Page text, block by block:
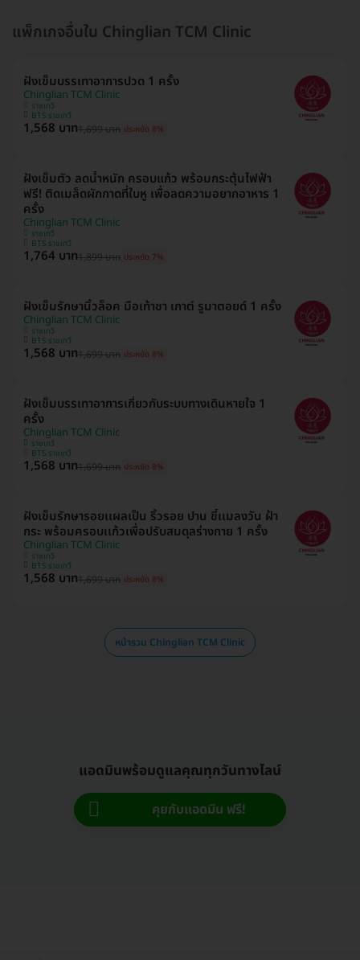
แพ็กเกจอื่นใน Chinglian TCM Clinic
ฝังเข็มบรรเทาอาการปวด 1 ครั้ง
Chinglian TCM Clinic
ราชเทวี
BTS ราชเทวี
1,568 บาท1,699 บาท ประหยัด 8%
ฝังเข็มตัว ลดน้ำหนัก ครอบแก้ว พร้อมกระตุ้นไฟฟ้า
ฟรี! ติดเมล็ดผักกาดที่ใบหู เพื่อลดความอยากอาหาร 1
ครั้ง
Chinglian TCM Clinic
ราชเทวี
BTS ราชเทวี
1,764 บาท1,899 บาท ประหยัด 7%
ฝังเข็มรักษานิ้วล็อค มือเท้าชา เกาต์ รูมาตอยด์ 1 ครั้ง
Chinglian TCM Clinic
ราชเทวี
BTS ราชเทวี
1,568 บาท1,699 บาท ประหยัด 8%
ฝังเข็มบรรเทาอาการเกี่ยวกับระบบทางเดินหายใจ 1
ครั้ง
Chinglian TCM Clinic
ราชเทวี
BTS ราชเทวี
1,568 บาท1,699 บาท ประหยัด 8%
ฝังเข็มรักษารอยเเผลเป็น ริ้วรอย ปาน ขี้เเมลงวัน ฝ้า
กระ พร้อมครอบเเก้วเพื่อปรับสมดุลร่างกาย 1 ครั้ง
Chinglian TCM Clinic
ราชเทวี
BTS ราชเทวี
1,568 บาท1,699 บาท ประหยัด 8%
หน้ารวม Chinglian TCM Clinic
แอดมินพร้อมดูแลคุณทุกวันทางไลน์
คุยกับแอดมิน ฟรี!